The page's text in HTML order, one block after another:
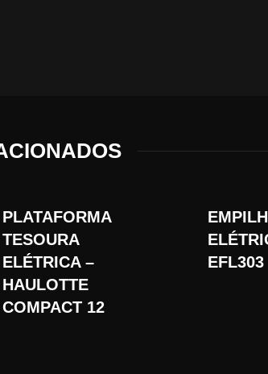
PLATAFORMA
TESOURA
ELÉTRICA –
HAULOTTE
COMPACT 12
EFL303